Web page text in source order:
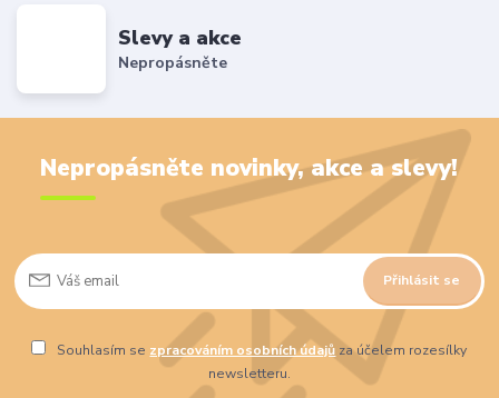
Slevy a akce
Nepropásněte
Nepropásněte novinky, akce a slevy!
Přihlásit se
Souhlasím se zpracováním osobních údajů za účelem rozesílky
newsletteru.